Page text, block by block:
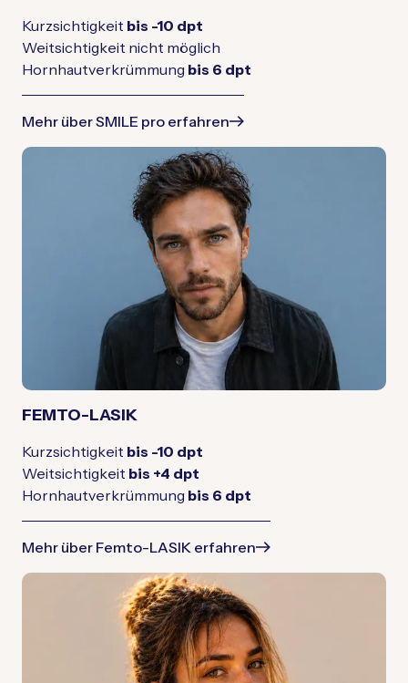
Kurzsichtigkeit bis -10 dpt
Weitsichtigkeit nicht möglich
Hornhautverkrümmung bis 6 dpt
Mehr über SMILE pro erfahren
FEMTO-LASIK
Kurzsichtigkeit bis -10 dpt
Weitsichtigkeit bis +4 dpt
Hornhautverkrümmung bis 6 dpt
Mehr über Femto-LASIK erfahren